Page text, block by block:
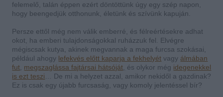
felemelő, talán éppen ezért döntöttünk úgy egy szép napon,
hogy beengedjük otthonunk, életünk és szívünk kapuján.
Persze ettől még nem válik emberré, és félreértésekre adhat
okot, ha emberi tulajdonságokkal ruházzuk fel. Elvégre
mégiscsak kutya, akinek megvannak a maga furcsa szokásai,
például ahogy lefekvés előtt kaparja a fekhelyét vagy álmában
fut megszaglássa fajtársai hátsóját és olykor még idegenekkel
is ezt teszi … De mi a helyzet azzal, amikor nekidől a gazdinak?
Ez is csak egy újabb furcsaság, vagy komoly jelentéssel bír?